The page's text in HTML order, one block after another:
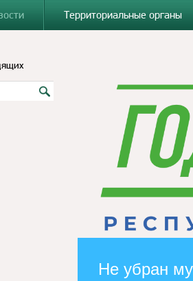
Территориальные органы
Не убран